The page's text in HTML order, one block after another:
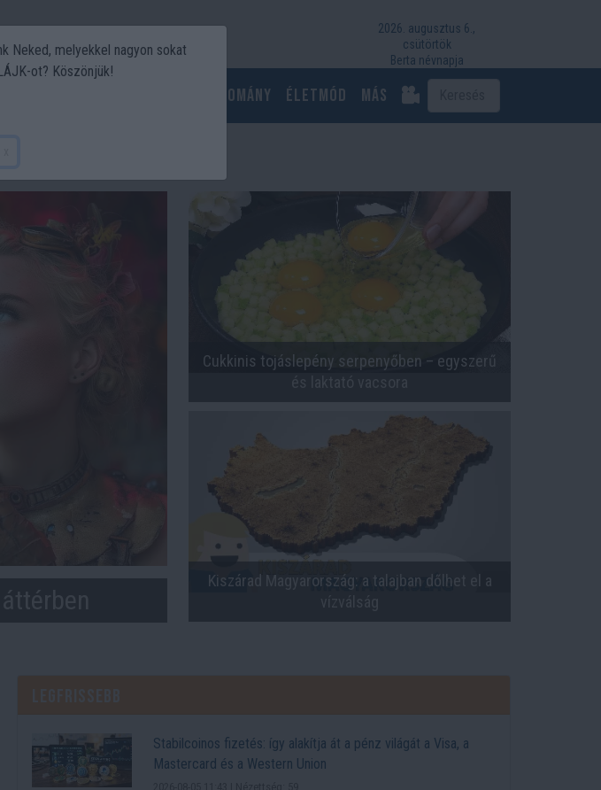
2026. augusztus 6.,
csütörtök
Berta névnapja
Tudomány Életmód más
Cukkinis tojáslepény serpenyőben – egyszerű
Kiszárad Magyarország: a talajban dőlhet el a
Stabilcoinos fizetés: így alakítja át a pénz világát a Visa, a
Mastercard és a Western Union
Neked, melyekkel nagyon sokat
ot? Köszönjük!